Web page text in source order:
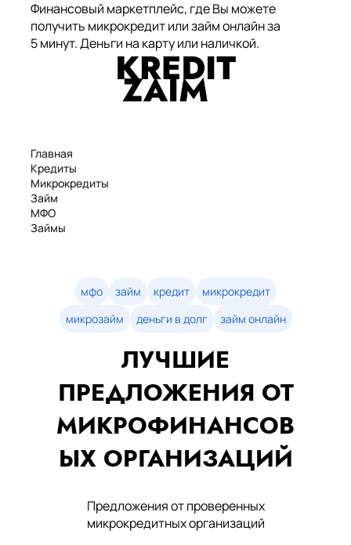
Финансовый маркетплейс, где Вы можете
получить микрокредит или займ онлайн за
5 минут. Деньги на карту или наличкой.
Главная
Кредиты
Микрокредиты
Займ
МФО
Займы
Займы онлайн
Денежные кредиты
мфо займ кредит
микрокредит
микрозайм
деньги в долг займ онлайн
ЛУЧШИЕ
ПРЕДЛОЖЕНИЯ ОТ
МИКРОФИНАНСОВ
ЫХ ОРГАНИЗАЦИЙ
Предложения от проверенных
микрокредитных организаций